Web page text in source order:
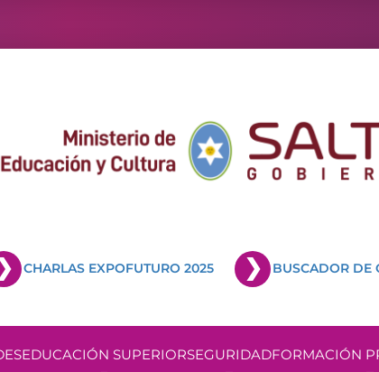
CHARLAS EXPOFUTURO 2025 BUSCADOR DE
EDUCACIÓN SUPERIORSEGURIDADFORMACIÓN